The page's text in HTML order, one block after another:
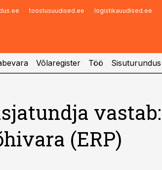
toostusuudised.ee logistikauudised.ee
Võlaregister Töö Sisuturundus
vastab:
(ERP)